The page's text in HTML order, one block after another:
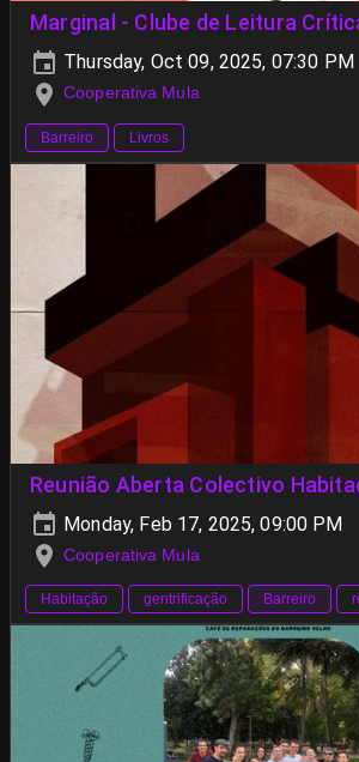
Marginal - Clube de Leitura
Thursday, Oct 09, 2025, 07:30 PM
Cooperativa Mula
Barreiro Livros
Reunião Aberta Colectivo
Monday, Feb 17, 2025, 09:00 PM
Cooperativa Mula
Habitação gentrificação Barreiro